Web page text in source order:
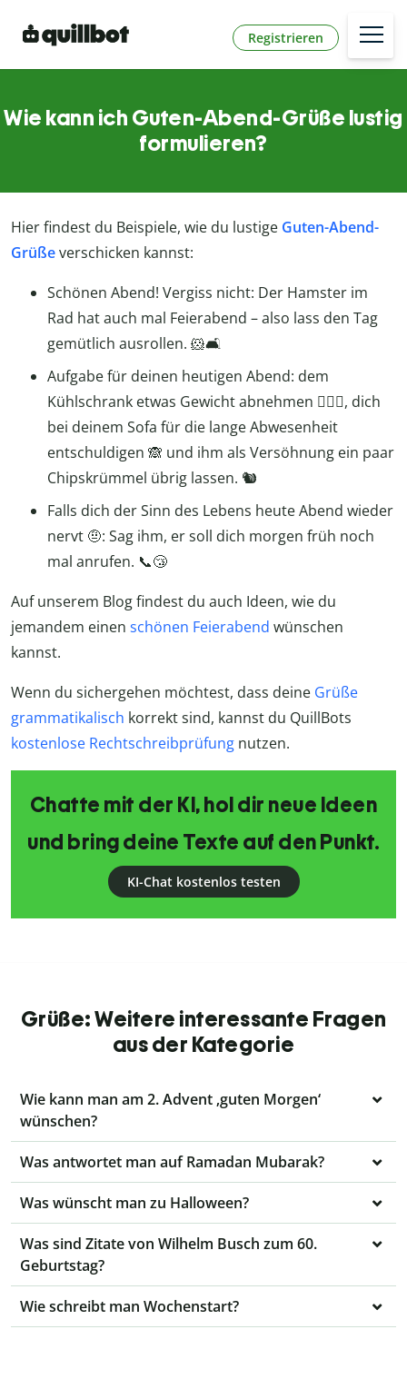
Registrieren
Wie kann ich Guten-Abend-Grüße lustig
formulieren?
Hier findest du Beispiele, wie du lustige Guten-Abend-
Grüßeverschicken kannst:
Schönen Abend! Vergiss nicht: Der Hamster im
Rad hat auch mal Feierabend – also lass den Tag
gemütlich ausrollen. 🐹🛋️
Aufgabe für deinen heutigen Abend: dem
Kühlschrank etwas Gewicht abnehmen 🏋🏽‍♂️, dich
bei deinem Sofa für die lange Abwesenheit
entschuldigen 🙈 und ihm als Versöhnung ein paar
Chipskrümmel übrig lassen. 🐿️
Falls dich der Sinn des Lebens heute Abend wieder
nervt 🤨: Sag ihm, er soll dich morgen früh noch
mal anrufen. 📞😴
Auf unserem Blog findest du auch Ideen, wie du
jemandem einen schönen Feierabend wünschen
kannst.
Wenn du sichergehen möchtest, dass deine Grüße
grammatikalisch korrekt sind, kannst du QuillBots
kostenlose Rechtschreibprüfung nutzen.
Chatte mit der KI, hol dir neue Ideen
und bring deine Texte auf den Punkt.
KI-Chat kostenlos testen
Grüße: Weitere interessante Fragen
aus der Kategorie
Wie kann man am 2. Advent ‚guten Morgen‘
wünschen?
Was antwortet man auf Ramadan Mubarak?
Was wünscht man zu Halloween?
Was sind Zitate von Wilhelm Busch zum 60.
Geburtstag?
Wie schreibt man Wochenstart?